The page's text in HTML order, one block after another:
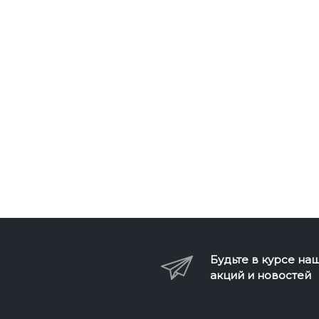
Будьте в курсе
акций и новостей